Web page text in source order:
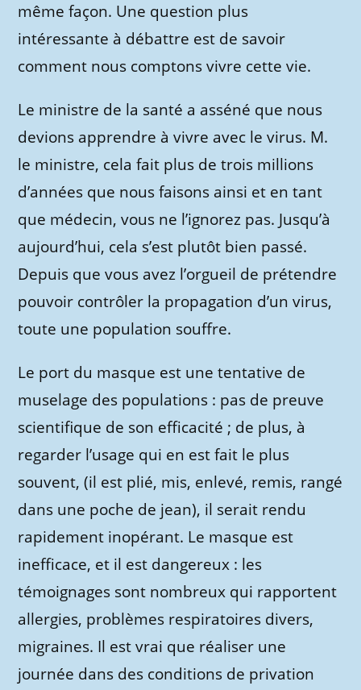
même façon. Une question plus
intéressante à débattre est de savoir
comment nous comptons vivre cette vie.
Le ministre de la santé a asséné que nous
devions apprendre à vivre avec le virus. M.
le ministre, cela fait plus de trois millions
d’années que nous faisons ainsi et en tant
que médecin, vous ne l’ignorez pas. Jusqu’à
aujourd’hui, cela s’est plutôt bien passé.
Depuis que vous avez l’orgueil de prétendre
pouvoir contrôler la propagation d’un virus,
toute une population souffre.
Le port du masque est une tentative de
muselage des populations : pas de preuve
scientifique de son efficacité ; de plus, à
regarder l’usage qui en est fait le plus
souvent, (il est plié, mis, enlevé, remis, rangé
dans une poche de jean), il serait rendu
rapidement inopérant. Le masque est
inefficace, et il est dangereux : les
témoignages sont nombreux qui rapportent
allergies, problèmes respiratoires divers,
migraines. Il est vrai que réaliser une
journée dans des conditions de privation